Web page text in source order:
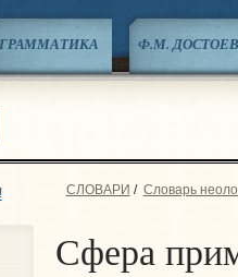
ГРАММАТИКА Ф.М.
СЛОВАРИ / Словарь
Сфера